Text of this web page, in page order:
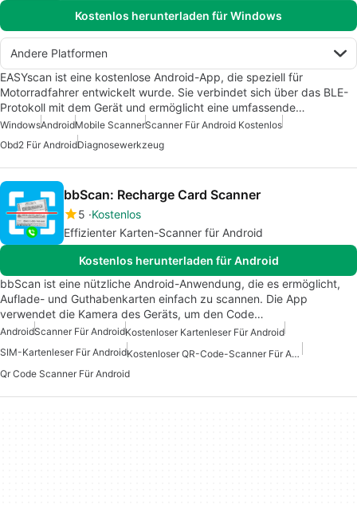
Kostenlos herunterladen für Windows
Andere Platformen
EASYscan ist eine kostenlose Android-App, die speziell für
Motorradfahrer entwickelt wurde. Sie verbindet sich über das BLE-
Protokoll mit dem Gerät und ermöglicht eine umfassende…
WindowsAndroidMobile ScannerScanner Für Android Kostenlos
Obd2 Für AndroidDiagnosewerkzeug
bbScan: Recharge Card Scanner
5 Kostenlos
Effizienter Karten-Scanner für Android
Kostenlos herunterladen für Android
bbScan ist eine nützliche Android-Anwendung, die es ermöglicht,
Auflade- und Guthabenkarten einfach zu scannen. Die App
verwendet die Kamera des Geräts, um den Code…
AndroidScanner Für AndroidKostenloser Kartenleser Für Android
SIM-Kartenleser Für Android
Kostenloser QR-Code-Scanner Für Android
Qr Code Scanner Für Android